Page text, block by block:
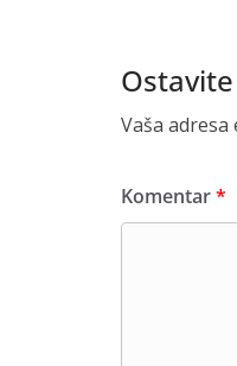
Vaša
Komentar*